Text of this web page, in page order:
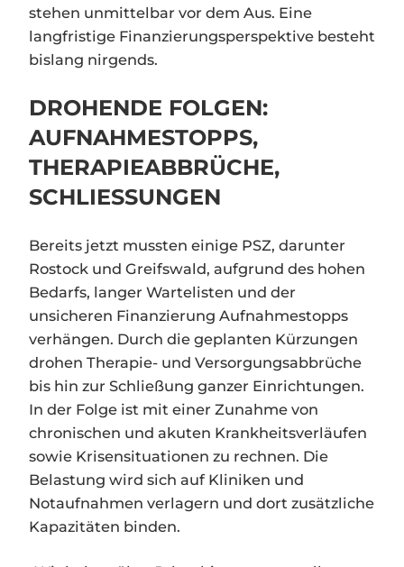
stehen unmittelbar vor dem Aus. Eine
langfristige Finanzierungsperspektive besteht
bislang nirgends.
DROHENDE FOLGEN:
AUFNAHMESTOPPS,
THERAPIEABBRÜCHE,
SCHLIESSUNGEN
Bereits jetzt mussten einige PSZ, darunter
Rostock und Greifswald, aufgrund des hohen
Bedarfs, langer Wartelisten und der
unsicheren Finanzierung Aufnahmestopps
verhängen. Durch die geplanten Kürzungen
drohen Therapie- und Versorgungsabbrüche
bis hin zur Schließung ganzer Einrichtungen.
In der Folge ist mit einer Zunahme von
chronischen und akuten Krankheitsverläufen
sowie Krisensituationen zu rechnen. Die
Belastung wird sich auf Kliniken und
Notaufnahmen verlagern und dort zusätzliche
Kapazitäten binden.